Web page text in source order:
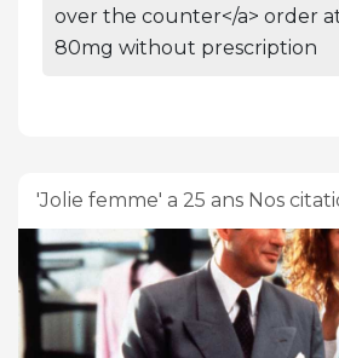
over the counter</a> order
80mg without prescription
'Jolie femme' a 25 ans Nos